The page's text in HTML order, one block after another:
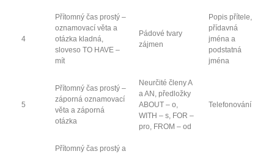
4
Přítomný čas prostý –
oznamovací věta a
otázka kladná,
sloveso TO HAVE –
mít
Pádové tvary
zájmen
Popis přítele,
přídavná
jména a
podstatná
jména
5
Přítomný čas prostý –
záporná oznamovací
věta a záporná
otázka
Neurčité členy A
a AN, předložky
ABOUT – o,
WITH – s, FOR –
pro, FROM – od
Telefonování
Přítomný čas prostý a